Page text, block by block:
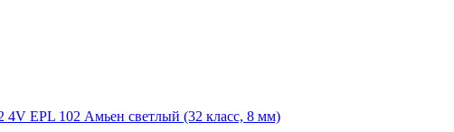
4V EPL 102 Амьен светлый (32 класс, 8 мм)